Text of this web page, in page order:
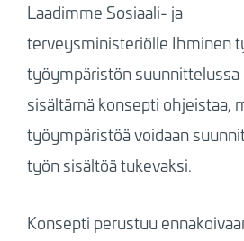
Laadimme Sosiaali- ja
terveysministeriölle Ihminen
työympäristön suunnittelussa
sisältämä konsepti ohjeistaa,
työympäristöä voidaan
työn sisältöä tukevaksi.
Konsepti perustuu